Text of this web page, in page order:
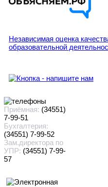
Независимая оценка
образовательной
Приёмная: (34551)
7-99-51
Бухгалтерия:
(34551) 7-99-52
Зам.директора по
УПР: (34551) 7-99-
57